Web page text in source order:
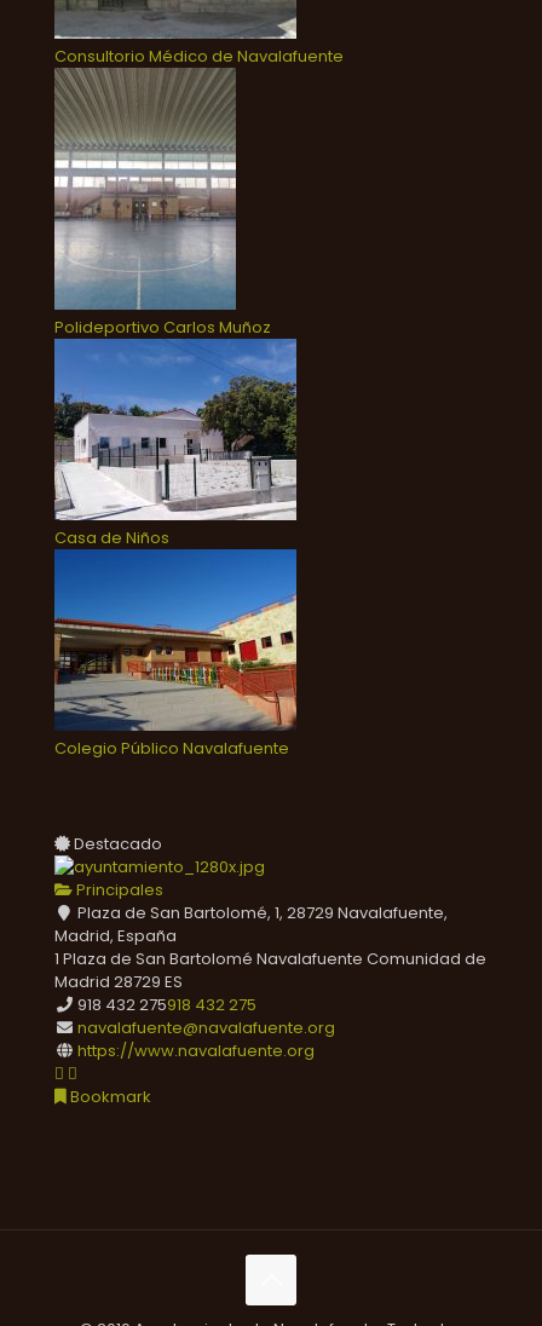
Consultorio Médico de Navalafuente
Polideportivo Carlos Muñoz
Casa de Niños
Colegio Público Navalafuente
Destacado
Principales
Plaza de San Bartolomé, 1, 28729 Navalafuente,
Madrid, España
1 Plaza de San Bartolomé Navalafuente Comunidad de
Madrid 28729 ES
918 432 275918 432 275
navalafuente@navalafuente.org
https://www.navalafuente.org
Bookmark